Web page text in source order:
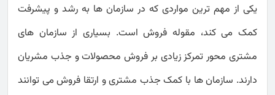
یکی از مهم ترین مواردی که در سازمان ها به رشد و پیشرفت
کمک می کند، مقوله فروش است. بسیاری از سازمان های
مشتری محور تمرکز زیادی بر فروش محصولات و جذب مشریان
دارند. سازمان ها با کمک جذب مشتری و ارتقا فروش می توانند